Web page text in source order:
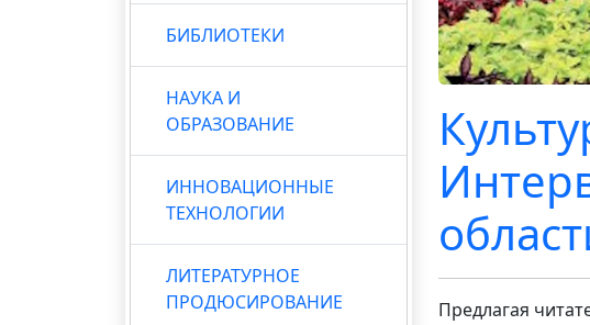
БИБЛИОТЕКИ
НАУКА И
ОБРАЗОВАНИЕ
ИННОВАЦИОННЫЕ
ТЕХНОЛОГИИ
ЛИТЕРАТУРНОЕ
ПРОДЮСИРОВАНИЕ
Предлагая